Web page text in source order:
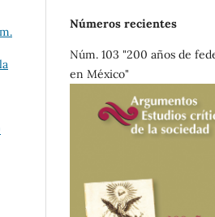
Números recientes
Núm. 103 "200 años de
en México"